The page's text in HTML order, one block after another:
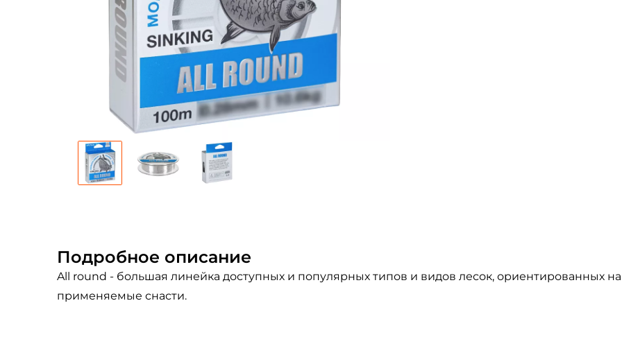
Подробное описание
All round - большая линейка доступных и популярных типов и видов лесок, ориентированных
применяемые снасти.